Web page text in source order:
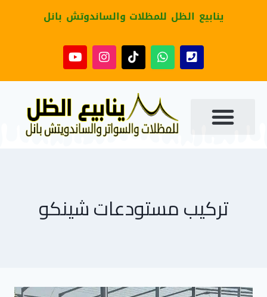
ينابيع الظل للمظلات والساندوتش بانل
تركيب مستودعات شينكو